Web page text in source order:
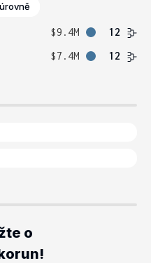
$9.4M
12
$7.4M 12
o